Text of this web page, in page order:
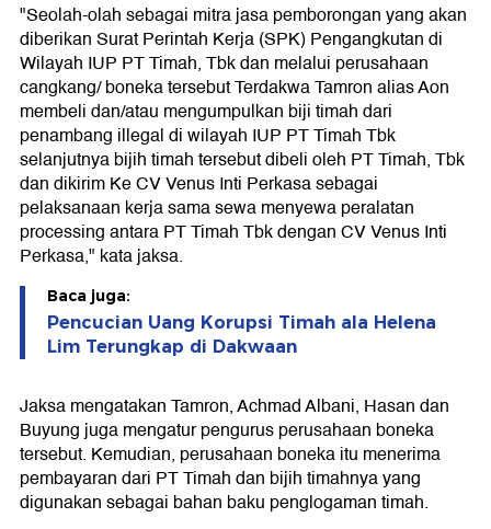
"Seolah-olah sebagai mitra jasa pemborongan yang akan
diberikan Surat Perintah Kerja (SPK) Pengangkutan di
Wilayah IUP PT Timah, Tbk dan melalui perusahaan
cangkang/ boneka tersebut Terdakwa Tamron alias Aon
membeli dan/atau mengumpulkan biji timah dari
penambang illegal di wilayah IUP PT Timah Tbk
selanjutnya bijih timah tersebut dibeli oleh PT Timah, Tbk
dan dikirim Ke CV Venus Inti Perkasa sebagai
pelaksanaan kerja sama sewa menyewa peralatan
processing antara PT Timah Tbk dengan CV Venus Inti
Perkasa," kata jaksa.
Baca juga:
Pencucian Uang Korupsi Timah ala Helena
Lim Terungkap di Dakwaan
Jaksa mengatakan Tamron, Achmad Albani, Hasan dan
Buyung juga mengatur pengurus perusahaan boneka
tersebut. Kemudian, perusahaan boneka itu menerima
pembayaran dari PT Timah dan bijih timahnya yang
digunakan sebagai bahan baku penglogaman timah.